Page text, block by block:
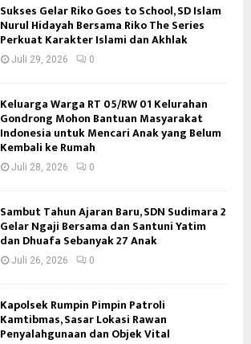
Sukses Gelar Riko Goes to School, SD Islam
Nurul Hidayah Bersama Riko The Series
Perkuat Karakter Islami dan Akhlak
Juli 29, 2026 0
Keluarga Warga RT 05/RW 01 Kelurahan
Gondrong Mohon Bantuan Masyarakat
Indonesia untuk Mencari Anak yang Belum
Kembali ke Rumah
Juli 28, 2026 0
Sambut Tahun Ajaran Baru, SDN Sudimara 2
Gelar Ngaji Bersama dan Santuni Yatim
dan Dhuafa Sebanyak 27 Anak
Juli 26, 2026 0
Kapolsek Rumpin Pimpin Patroli
Kamtibmas, Sasar Lokasi Rawan
Penyalahgunaan dan Objek Vital